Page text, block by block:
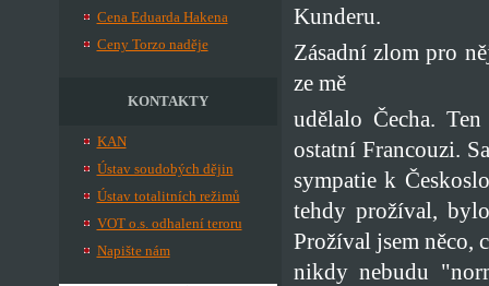
Cena Eduarda Hakena
Ceny Torzo naděje
KONTAKTY
KAN
Ústav soudobých dějin
Ústav totalitních režimů
VOT o.s. odhalení teroru
Napište nám
Kunderu.
Zásadní zlom pro
ze mě
udělalo Čecha.
ostatní Francouzi.
sympatie k
tehdy prožíval,
Prožíval jsem něco,
nikdy nebudu